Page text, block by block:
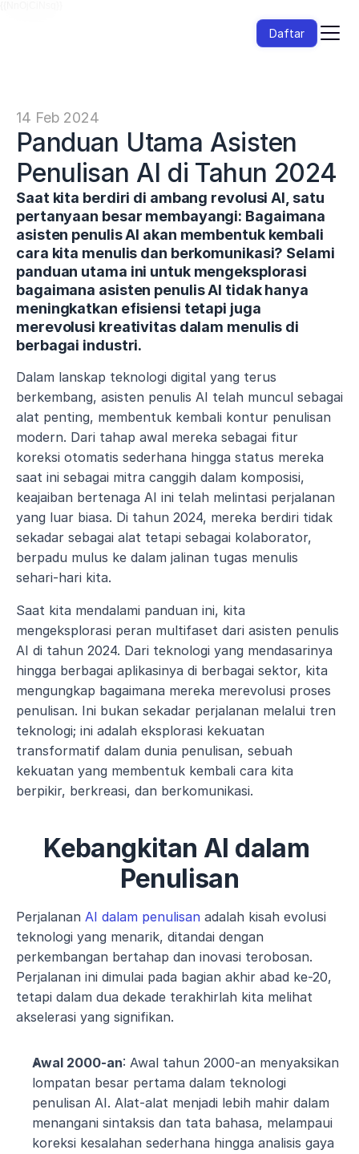
14 Feb 2024
Panduan Utama Asisten
Penulisan AI di Tahun 2024
Saat kita berdiri di ambang revolusi AI, satu
pertanyaan besar membayangi: Bagaimana
asisten penulis AI akan membentuk kembali
cara kita menulis dan berkomunikasi? Selami
panduan utama ini untuk mengeksplorasi
bagaimana asisten penulis AI tidak hanya
meningkatkan efisiensi tetapi juga
merevolusi kreativitas dalam menulis di
berbagai industri.
Dalam lanskap teknologi digital yang terus
berkembang, asisten penulis AI telah muncul sebagai
alat penting, membentuk kembali kontur penulisan
modern. Dari tahap awal mereka sebagai fitur
koreksi otomatis sederhana hingga status mereka
saat ini sebagai mitra canggih dalam komposisi,
keajaiban bertenaga AI ini telah melintasi perjalanan
yang luar biasa. Di tahun 2024, mereka berdiri tidak
sekadar sebagai alat tetapi sebagai kolaborator,
berpadu mulus ke dalam jalinan tugas menulis
sehari-hari kita.
Saat kita mendalami panduan ini, kita
mengeksplorasi peran multifaset dari asisten penulis
AI di tahun 2024. Dari teknologi yang mendasarinya
hingga berbagai aplikasinya di berbagai sektor, kita
mengungkap bagaimana mereka merevolusi proses
penulisan. Ini bukan sekadar perjalanan melalui tren
teknologi; ini adalah eksplorasi kekuatan
transformatif dalam dunia penulisan, sebuah
kekuatan yang membentuk kembali cara kita
berpikir, berkreasi, dan berkomunikasi.
Kebangkitan AI dalam
Penulisan
Perjalanan AI dalam penulisan adalah kisah evolusi
teknologi yang menarik, ditandai dengan
perkembangan bertahap dan inovasi terobosan.
Perjalanan ini dimulai pada bagian akhir abad ke-20,
tetapi dalam dua dekade terakhirlah kita melihat
akselerasi yang signifikan.
Awal 2000-an: Awal tahun 2000-an menyaksikan
lompatan besar pertama dalam teknologi
penulisan AI. Alat-alat menjadi lebih mahir dalam
menangani sintaksis dan tata bahasa, melampaui
koreksi kesalahan sederhana hingga analisis gaya
Daftar